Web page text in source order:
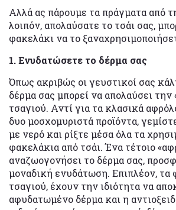
Αλλά ας πάρουμε τα πράγματα από
λοιπόν, απολαύσατε το τσάι σας,
φακελάκι να το
1. Ενυδατώσετε το δέρμα σας
Όπως ακριβώς οι γευστικοί σας
δέρμα σας μπορεί να απολαύσει την
τσαγιού. Αντί για τα κλασικά
δυο μοσχομυριστά προϊόντα,
με νερό και ρίξτε μέσα όλα τα
φακελάκια από τσάι. Ένα τέτοιο
αναζωογονήσει το δέρμα σας,
μοναδική ενυδάτωση. Επιπλέον, τα
τσαγιού, έχουν την ιδιότητα να
αφυδατωμένο δέρμα και η